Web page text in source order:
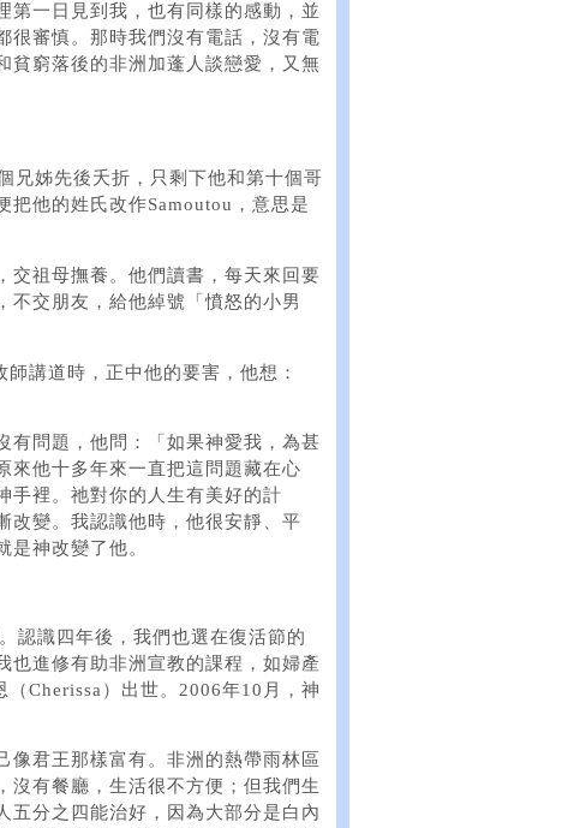
第一日見到我，也有同樣的感動，並
很審慎。那時我們沒有電話，沒有電
貧窮落後的非洲加蓬人談戀愛，又無
兄姊先後夭折，只剩下他和第十個哥
把他的姓氏改作Samoutou，意思是
交祖母撫養。他們讀書，每天來回要
不交朋友，給他綽號「憤怒的小男
講道時，正中他的要害，他想：
有問題，他問：「如果神愛我，為甚
來他十多年來一直把這問題藏在心
手裡。祂對你的人生有美好的計
改變。我認識他時，他很安靜、平
神改變了他。
認識四年後，我們也選在復活節的
也進修有助非洲宣教的課程，如婦產
Cherissa）出世。2006年10月，神
像君王那樣富有。非洲的熱帶雨林區
沒有餐廳，生活很不方便；但我們生
五分之四能治好，因為大部分是白內